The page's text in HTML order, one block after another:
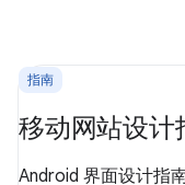
指南
移动网站设计
Android 界面设计指